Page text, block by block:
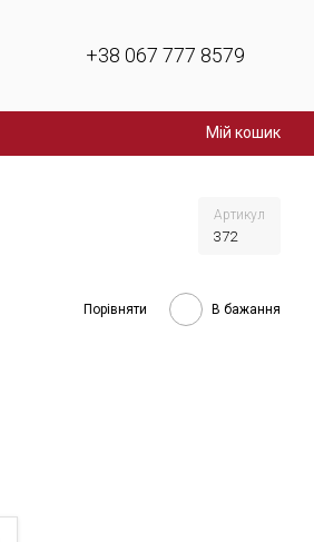
+38 067 777 8579
Мій кошик
Артикул
372
Порівняти В бажання